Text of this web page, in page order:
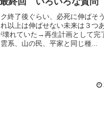
終了後ぐらい、必死に伸ばそ
以上は伸ばせない未来は３つ
壊れていた→再生計画として完
系、山の民、平家と同じ種...